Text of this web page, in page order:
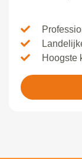
Hoogste